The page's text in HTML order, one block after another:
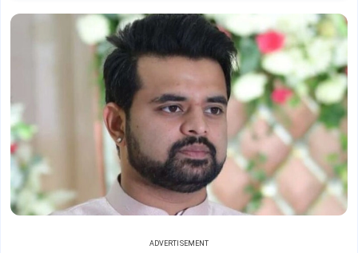
ADVERTISEMENT